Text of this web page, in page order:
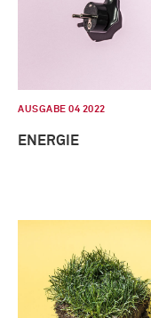
AUSGABE 04 2022
ENERGIE